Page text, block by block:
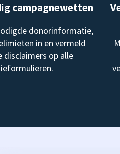
campagnewetten
donorinformatie,
in en vermeld
disclaimers op alle